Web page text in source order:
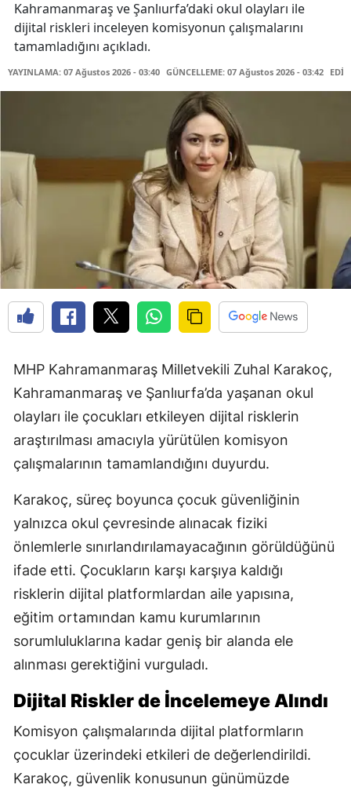
Kahramanmaraş ve Şanlıurfa’daki okul olayları ile
dijital riskleri inceleyen komisyonun çalışmalarını
tamamladığını açıkladı.
YAYINLAMA: 07 Ağustos 2026 - 03:40 GÜNCELLEME: 07 Ağustos 2026 - 03:42
MHP Kahramanmaraş Milletvekili Zuhal Karakoç,
Kahramanmaraş ve Şanlıurfa’da yaşanan okul
olayları ile çocukları etkileyen dijital risklerin
araştırılması amacıyla yürütülen komisyon
çalışmalarının tamamlandığını duyurdu.
Karakoç, süreç boyunca çocuk güvenliğinin
yalnızca okul çevresinde alınacak fiziki
önlemlerle sınırlandırılamayacağının görüldüğünü
ifade etti. Çocukların karşı karşıya kaldığı
risklerin dijital platformlardan aile yapısına,
eğitim ortamından kamu kurumlarının
sorumluluklarına kadar geniş bir alanda ele
alınması gerektiğini vurguladı.
Dijital Riskler de İncelemeye Alındı
Komisyon çalışmalarında dijital platformların
çocuklar üzerindeki etkileri de değerlendirildi.
Karakoç, güvenlik konusunun günümüzde